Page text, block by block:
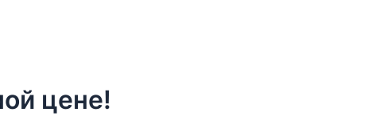
цене!